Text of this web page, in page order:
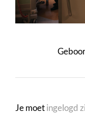
Je moetingelogd